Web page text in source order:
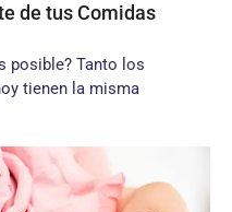
de tus Comidas
posible? Tanto los
tienen la misma